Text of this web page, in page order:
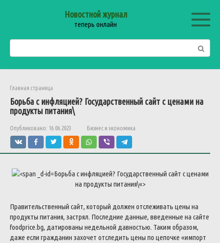
Новостной журнал
теперь онлайн
Главная страница
Борьба с инфляцией? Государственный сайт с ценами на
продукты питания\
Опубликовано: 16.06.2023 Бизнес и экономика
Борьба с инфляцией? Государственный сайт с ценами
на продукты питания\«>
Правительственный сайт, который должен отслеживать цены на
продукты питания, застрял. Последние данные, введенные на сайте
foodprice.bg, датированы недельной давностью. Таким образом,
даже если гражданин захочет отследить цены по цепочке «импорт